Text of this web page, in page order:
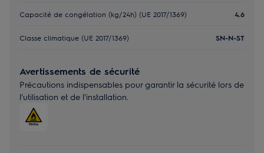
Capacité de congélation (kg/24h) (UE 2017/1369) 4.6
Classe climatique (UE 2017/1369) SN-N-ST
Avertissements de sécurité
Précautions indispensables pour garantir la sécurité lors de
l'utilisation et de l'installation.